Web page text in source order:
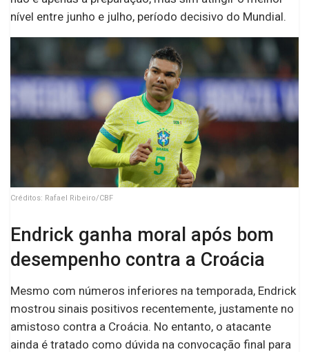
nível entre junho e julho, período decisivo do Mundial.
Créditos: Rafael Ribeiro/CBF
Endrick ganha moral após bom
desempenho contra a Croácia
Mesmo com números inferiores na temporada, Endrick
mostrou sinais positivos recentemente, justamente no
amistoso contra a Croácia. No entanto, o atacante
ainda é tratado como dúvida na convocação final para